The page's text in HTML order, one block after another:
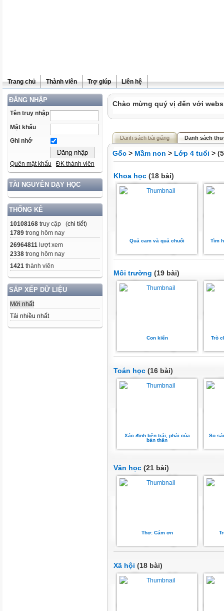
Trang chủ Thành viên Trợ giúp Liên hệ
ĐĂNG NHẬP
Tên truy nhập
Mật khẩu
Ghi nhớ
Quên mật khẩu ĐK thành viên
TÀI NGUYÊN DẠY HỌC
THỐNG KÊ
10108168 truy cập (chi tiết)
1789 trong hôm nay
26964811 lượt xem
2338 trong hôm nay
1421 thành viên
SẮP XẾP DỮ LIỆU
Mới nhất
Tải nhiều nhất
Chào mừng quý vị đến với
Danh sách bài giảng Danh sách
Gốc > Mầm non > Lớp 4 tuổi >
Khoa học (18 bài)
Quả cam và quả chuối Tìm
Môi trường (19 bài)
Con kiến Trò
Toán học (16 bài)
Xác định bên trái, phải của
bản thân
So
Văn học (21 bài)
Thơ: Cám ơn
Xã hội (18 bài)